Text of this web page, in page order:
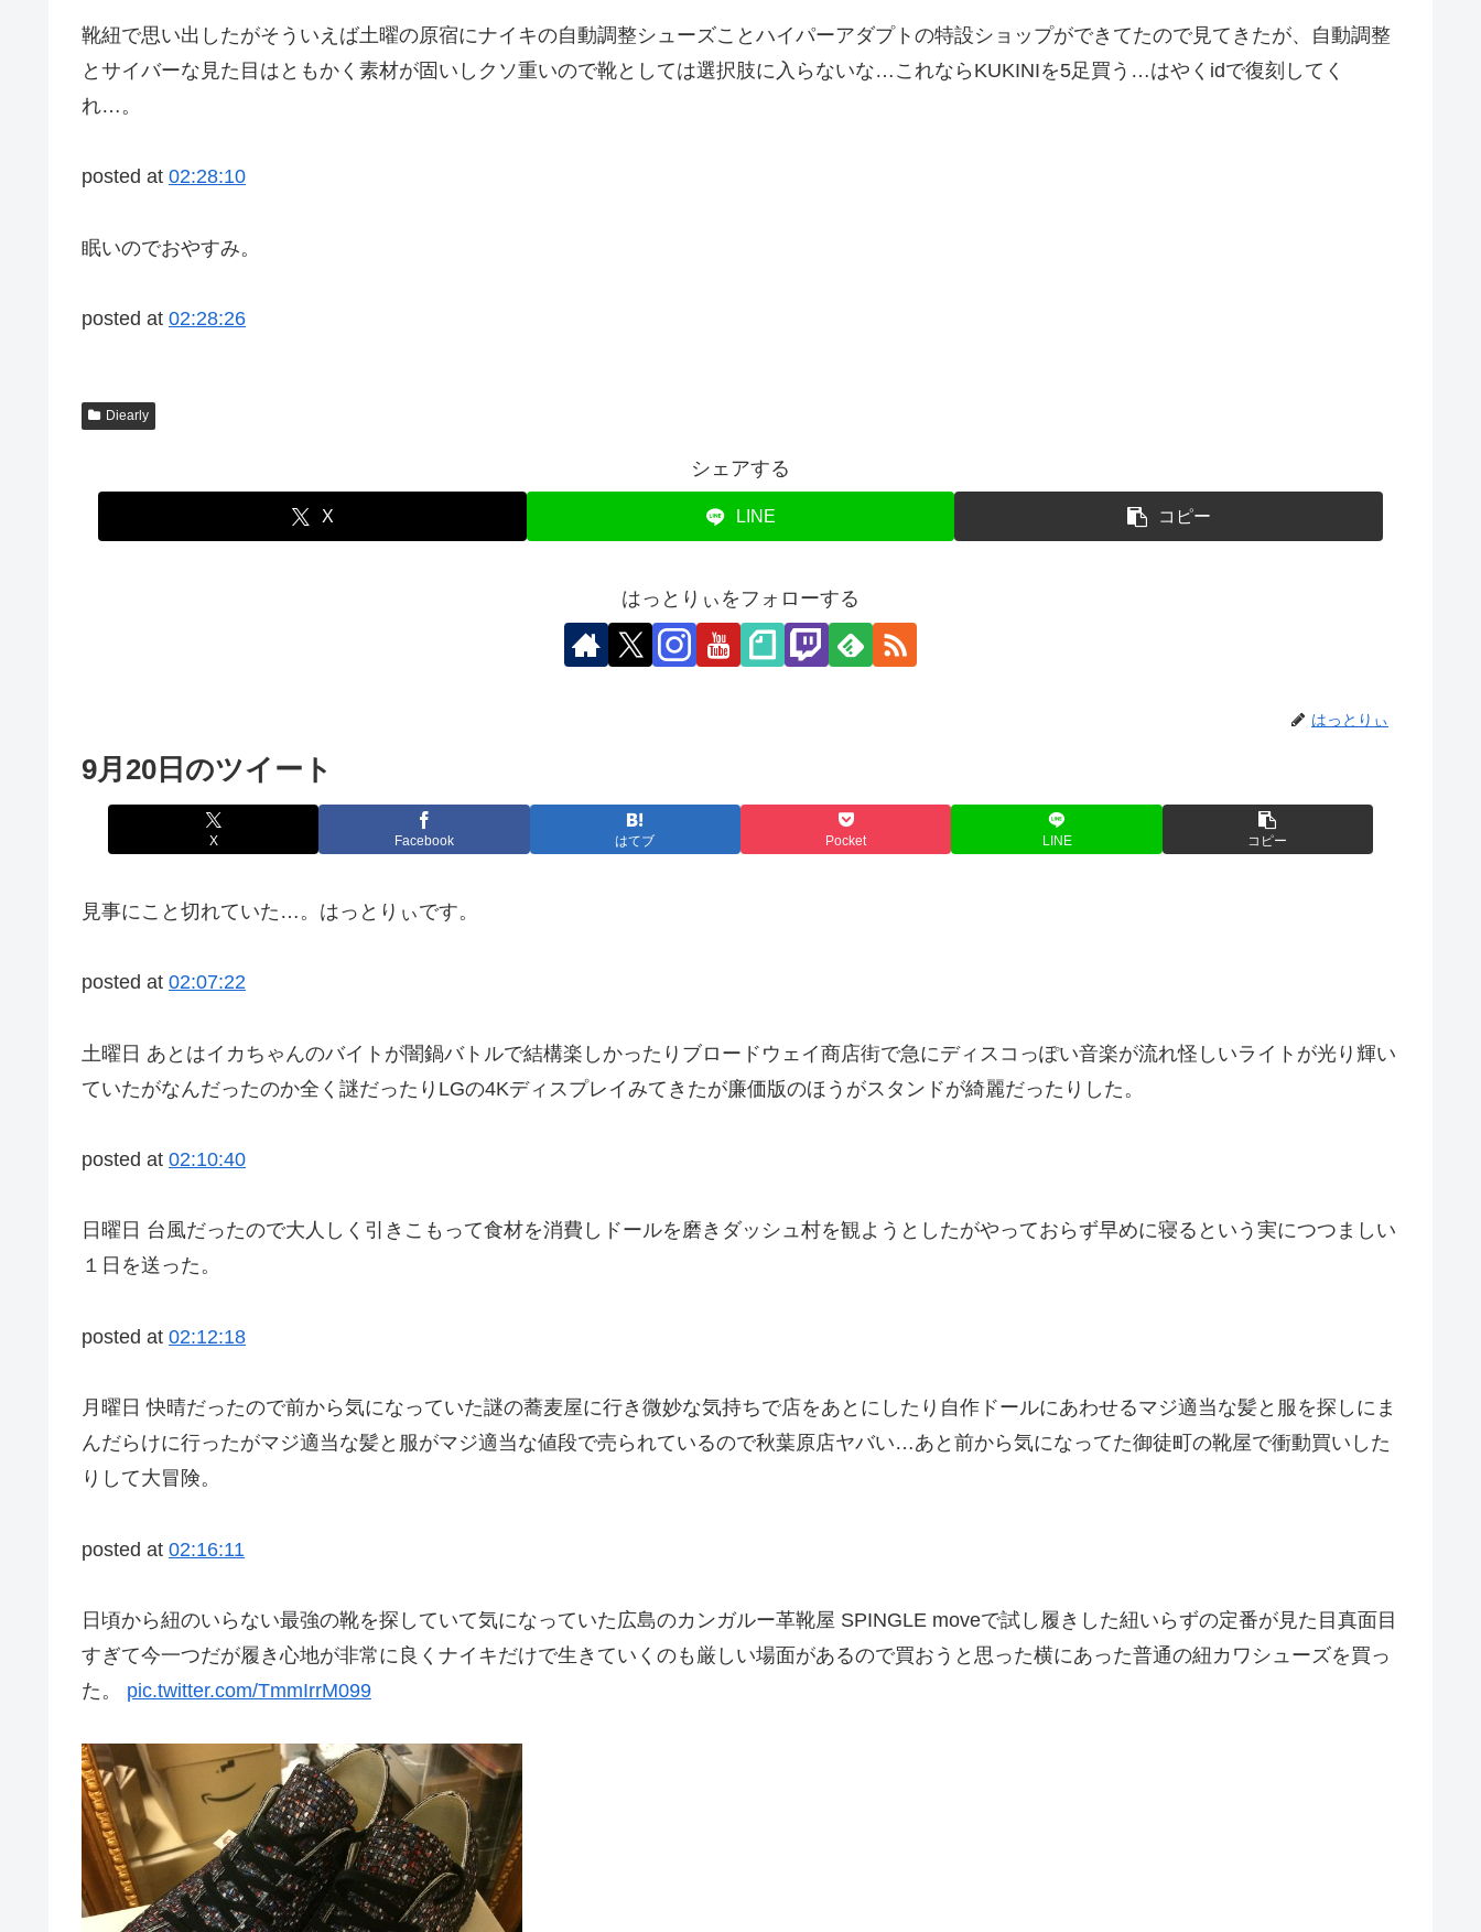
靴紐で思い出したがそういえば土曜の原宿にナイキの自動調整シューズことハイパーアダプトの特設ショップができてたので見てきたが、自動調整
とサイバーな見た目はともかく素材が固いしクソ重いので靴としては選択肢に入らないな…これならKUKINIを5足買う…はやくidで復刻してく
れ…。
posted at 02:28:10
眠いのでおやすみ。
posted at 02:28:26
Diearly
シェアする
X LINE コピー
はっとりぃをフォローする
はっとりぃ
9月20日のツイート
X Facebook はてブ Pocket LINE コピー
見事にこと切れていた…。はっとりぃです。
posted at 02:07:22
土曜日 あとはイカちゃんのバイトが闇鍋バトルで結構楽しかったりブロードウェイ商店街で急にディスコっぽい音楽が流れ怪しいライトが光り輝い
ていたがなんだったのか全く謎だったりLGの4Kディスプレイみてきたが廉価版のほうがスタンドが綺麗だったりした。
posted at 02:10:40
日曜日 台風だったので大人しく引きこもって食材を消費しドールを磨きダッシュ村を観ようとしたがやっておらず早めに寝るという実につつましい
１日を送った。
posted at 02:12:18
月曜日 快晴だったので前から気になっていた謎の蕎麦屋に行き微妙な気持ちで店をあとにしたり自作ドールにあわせるマジ適当な髪と服を探しにま
んだらけに行ったがマジ適当な髪と服がマジ適当な値段で売られているので秋葉原店ヤバい…あと前から気になってた御徒町の靴屋で衝動買いした
りして大冒険。
posted at 02:16:11
日頃から紐のいらない最強の靴を探していて気になっていた広島のカンガルー革靴屋 SPINGLE moveで試し履きした紐いらずの定番が見た目真面目
すぎて今一つだが履き心地が非常に良くナイキだけで生きていくのも厳しい場面があるので買おうと思った横にあった普通の紐カワシューズを買っ
た。 pic.twitter.com/TmmIrrM099